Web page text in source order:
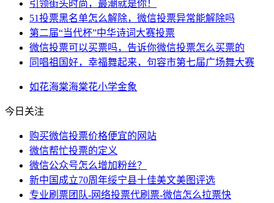
引领街头时尚，最潮就是你！
51投票黑名单怎么解除，微信投票异常能解除吗
第二届“当代杯”中华诗词大赛投票
微信投票可以买票吗，告诉你微信投票怎么买票的
同唱祖国好，幸福舞起来，句容市第七届广场舞大赛
如花海棠海棠花小学金象
今日关注
购买微信投票价格便宜的网站
微信帮忙投票的定义
微信公众号怎么增加粉丝？
新中国成立70周年绥宁县十佳美文美图评选
专业刷票团队-网络投票代刷票-微信怎么拉票快